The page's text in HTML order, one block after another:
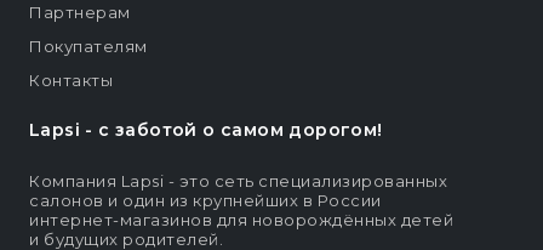
Lapsi - c заботой о самом дорогом!
Компания Lapsi - это сеть специализированных
салонов и один из крупнейших в России
интернет-магазинов для новорождённых детей
и будущих родителей.
Партнерам
Покупателям
Контакты